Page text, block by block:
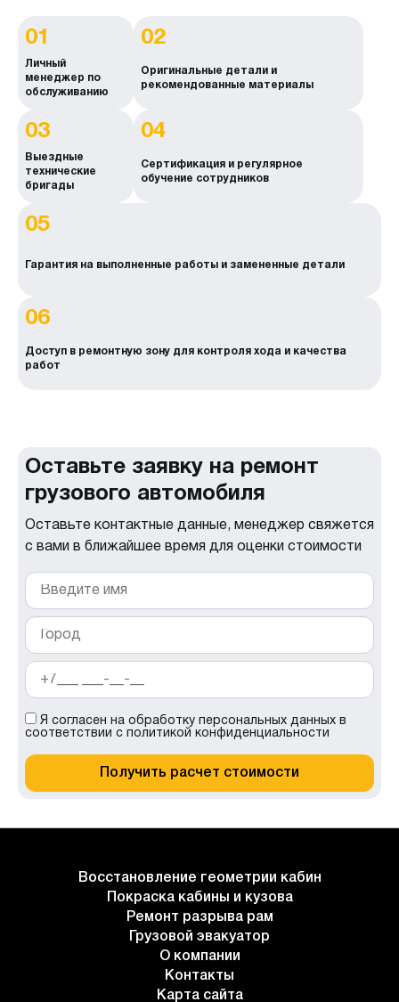
01
Личный
менеджер по
обслуживанию
02
Оригинальные детали и
рекомендованные материалы
03
Выездные
технические
бригады
04
Сертификация и регулярное
обучение сотрудников
05
Гарантия на выполненные работы и замененные детали
06
Доступ в ремонтную зону для контроля хода и качества
работ
Оставьте заявку на ремонт
грузового автомобиля
Оставьте контактные данные, менеджер свяжется
с вами в ближайшее время для оценки стоимости
Я согласен на обработку персональных данных в
соответствии с политикой конфиденциальности
Получить расчет стоимости
Восстановление геометрии кабин
Покраска кабины и кузова
Ремонт разрыва рам
Грузовой эвакуатор
О компании
Контакты
Карта сайта